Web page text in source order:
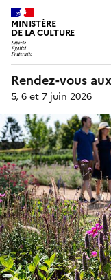
MINISTÈRE
DE LA CULTURE
Rendez-vous
5, 6 et 7 juin 2026